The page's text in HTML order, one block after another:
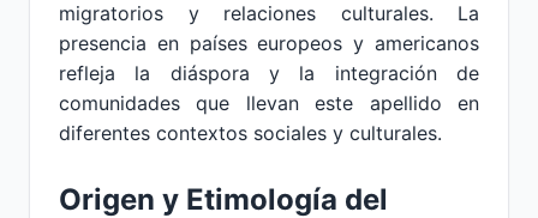
migratorios y relaciones culturales. La
presencia en países europeos y americanos
refleja la diáspora y la integración de
comunidades que llevan este apellido en
diferentes contextos sociales y culturales.
Origen y Etimología del